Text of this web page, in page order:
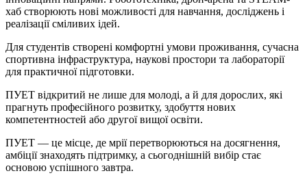
хаб створюють нові можливості для навчання, досліджень і
реалізації сміливих ідей.
Для студентів створені комфортні умови проживання, сучасна
спортивна інфраструктура, наукові простори та лабораторії
для практичної підготовки.
ПУЕТ відкритий не лише для молоді, а й для дорослих, які
прагнуть професійного розвитку, здобуття нових
компетентностей або другої вищої освіти.
ПУЕТ — це місце, де мрії перетворюються на досягнення,
амбіції знаходять підтримку, а сьогоднішній вибір стає
основою успішного завтра.